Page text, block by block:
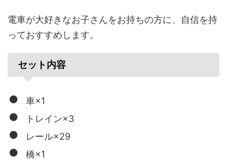
電車が大好きなお子さんをお持ちの方に、 自信を持
っておすすめします。
セット内容
車×1
トレイン×3
レール×29
橋×1